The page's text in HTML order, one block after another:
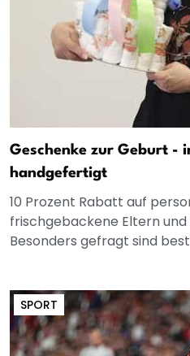
Geschenke zur Geburt -
handgefertigt
10 Prozent Rabatt auf
frischgebackene Eltern und
Besonders gefragt sind
SPORT